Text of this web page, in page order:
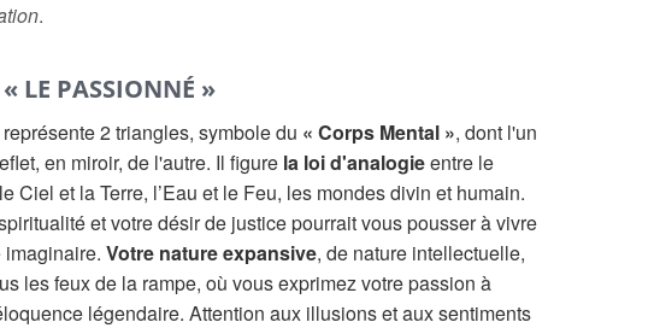
.
« LE PASSIONNÉ »
2 triangles, symbole du « Corps Mental », dont l'un
en miroir, de l'autre. Il figure la loi d'analogieentre le
Ciel et la Terre, l’Eau et le Feu, les mondes divin et humain.
et votre désir de justice pourrait vous pousser à vivre
Votre nature expansive, de nature intellectuelle,
les feux de la rampe, où vous exprimez votre passion à
légendaire. Attention aux illusions et aux sentiments